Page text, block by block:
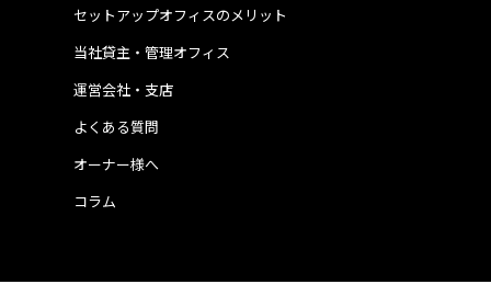
運営会社・支店
よくある質問
当社貸主・管理オフィス
オーナー様へ
コラム
セットアップオフィスのメリット